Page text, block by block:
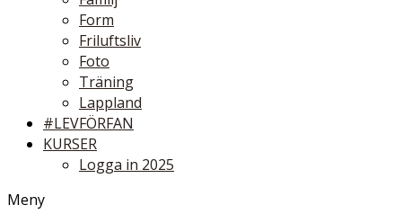
Form
Friluftsliv
Foto
Träning
Lappland
#LEVFÖRFAN
KURSER
Logga in 2025
Meny